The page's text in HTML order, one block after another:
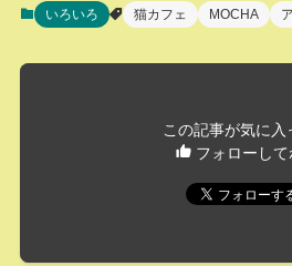
いろいろ 猫カフェ MOCHA
この記事が気に入
フォローして